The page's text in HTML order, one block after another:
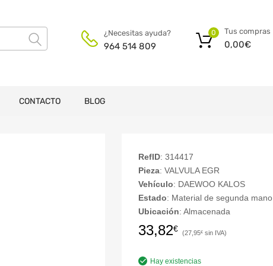
¿Necesitas ayuda?
964 514 809
Tus compras
0,00€
0
CONTACTO BLOG
RefID: 314417
Pieza: VALVULA EGR
Vehículo: DAEWOO KALOS
Estado: Material de segunda mano
Ubicación: Almacenada
33,82€ 27,95€
Hay existencias